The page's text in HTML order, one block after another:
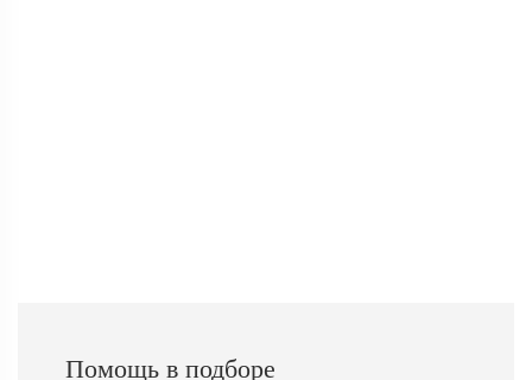
Помощь в подборе